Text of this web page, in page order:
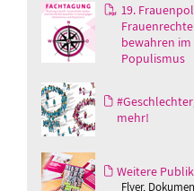
19.
bewahren
Populismus
mehr!
Weitere
Flyer,